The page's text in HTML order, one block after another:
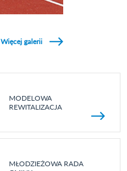
Więcej galerii
MODELOWA
REWITALIZACJA
MŁODZIEŻOWA RADA